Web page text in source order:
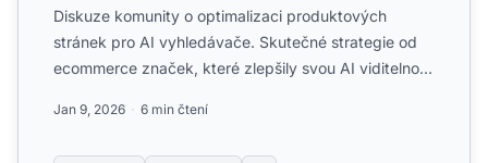
Diskuze komunity o optimalizaci produktových
stránek pro AI vyhledávače. Skutečné strategie od
ecommerce značek, které zlepšily svou AI viditelnost
Jan 9, 2026 6 min čtení